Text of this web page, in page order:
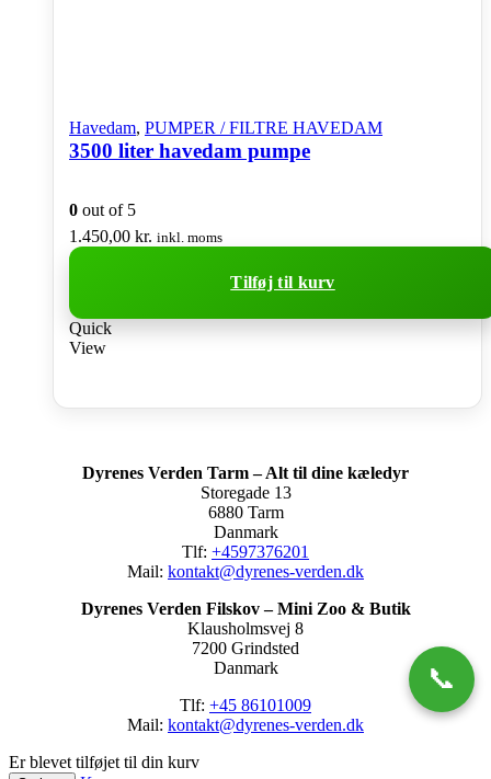
Havedam, PUMPER / FILTRE HAVEDAM
3500 liter havedam pumpe
0 out of 5
1.450,00 kr. inkl. moms
Tilføj til kurv
Quick
View
Dyrenes Verden Tarm – Alt til dine kæledyr
Storegade 13
6880 Tarm
Danmark
Tlf: +4597376201
Mail: kontakt@dyrenes-verden.dk
Dyrenes Verden Filskov – Mini Zoo & Butik
Klausholmsvej 8
7200 Grindsted
Danmark
Tlf: +45 86101009
Mail: kontakt@dyrenes-verden.dk
Er blevet tilføjet til din kurv
📞